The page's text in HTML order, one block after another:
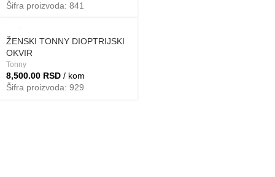
Šifra proizvoda: 841
ŽENSKI TONNY DIOPTRIJSKI
OKVIR
Tonny
8,500.00 RSD / kom
Šifra proizvoda: 929